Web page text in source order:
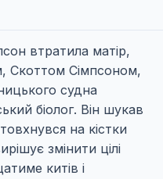
втратила матір,
Скоттом Сімпсоном,
судна
біолог. Він шукав
на кістки
змінити цілі
китів і